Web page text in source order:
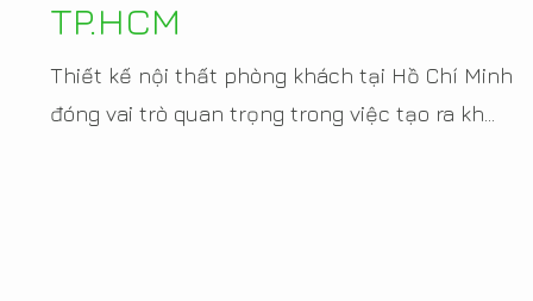
TP.HCM
Thiết kế nội thất phòng khách tại Hồ Chí Minh
đóng vai trò quan trọng trong việc tạo ra kh...